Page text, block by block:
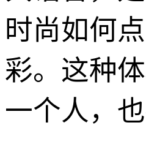
时尚如何
彩。这种
一个人，